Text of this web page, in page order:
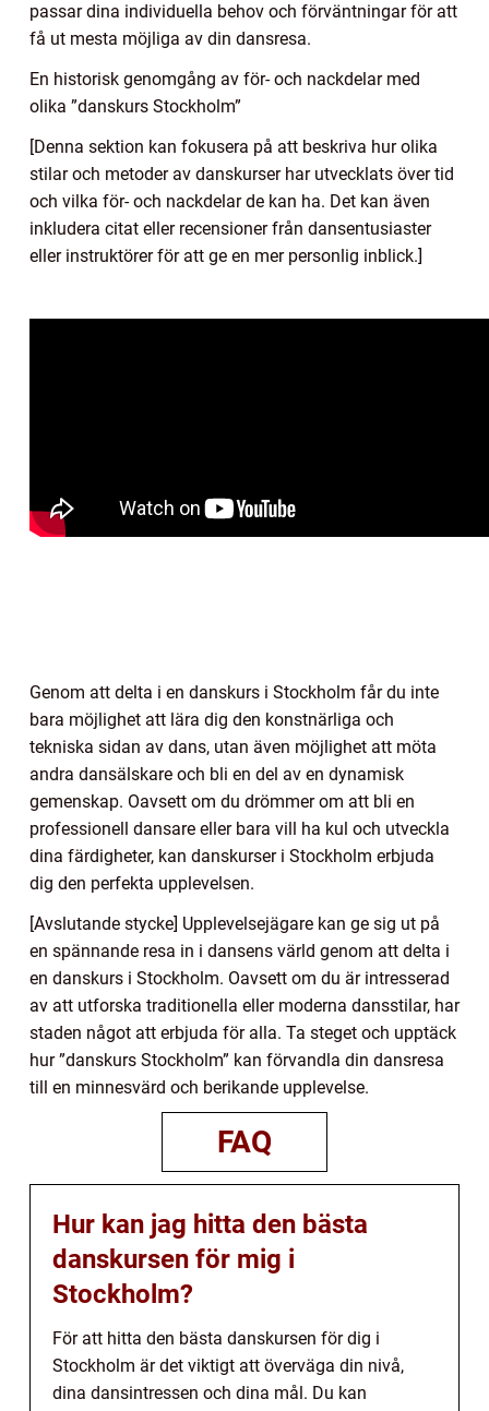
passar dina individuella behov och förväntningar för att
få ut mesta möjliga av din dansresa.
En historisk genomgång av för- och nackdelar med
olika ”danskurs Stockholm”
[Denna sektion kan fokusera på att beskriva hur olika
stilar och metoder av danskurser har utvecklats över tid
och vilka för- och nackdelar de kan ha. Det kan även
inkludera citat eller recensioner från dansentusiaster
eller instruktörer för att ge en mer personlig inblick.]
Genom att delta i en danskurs i Stockholm får du inte
bara möjlighet att lära dig den konstnärliga och
tekniska sidan av dans, utan även möjlighet att möta
andra dansälskare och bli en del av en dynamisk
gemenskap. Oavsett om du drömmer om att bli en
professionell dansare eller bara vill ha kul och utveckla
dina färdigheter, kan danskurser i Stockholm erbjuda
dig den perfekta upplevelsen.
[Avslutande stycke] Upplevelsejägare kan ge sig ut på
en spännande resa in i dansens värld genom att delta i
en danskurs i Stockholm. Oavsett om du är intresserad
av att utforska traditionella eller moderna dansstilar, har
staden något att erbjuda för alla. Ta steget och upptäck
hur ”danskurs Stockholm” kan förvandla din dansresa
till en minnesvärd och berikande upplevelse.
FAQ
Hur kan jag hitta den bästa
danskursen för mig i
Stockholm?
För att hitta den bästa danskursen för dig i
Stockholm är det viktigt att överväga din nivå,
dina dansintressen och dina mål. Du kan